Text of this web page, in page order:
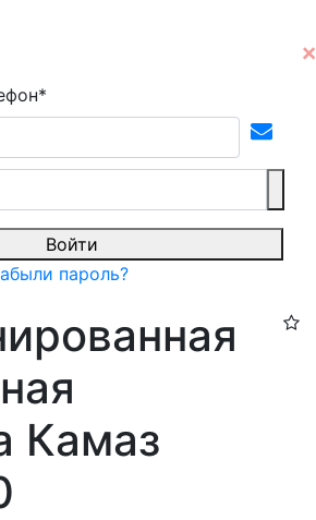
Войти
пароль?
Камаз